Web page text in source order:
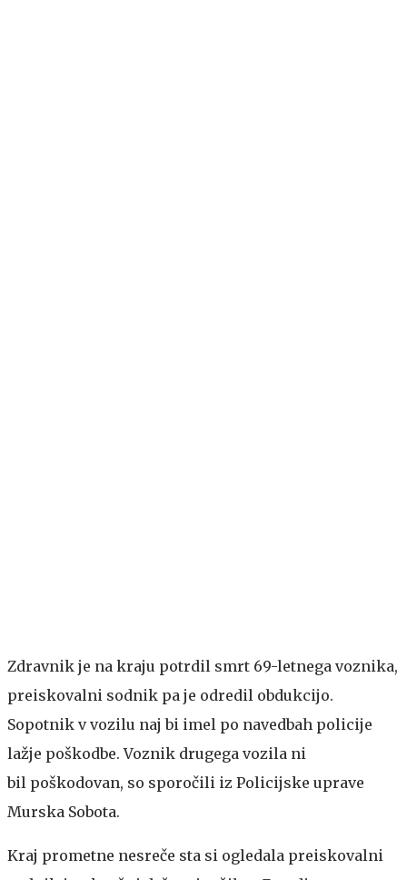
Zdravnik je na kraju potrdil smrt 69-letnega voznika,
preiskovalni sodnik pa je odredil obdukcijo.
Sopotnik v vozilu naj bi imel po navedbah policije
lažje poškodbe. Voznik drugega vozila ni
bil poškodovan, so sporočili iz Policijske uprave
Murska Sobota.
Kraj prometne nesreče sta si ogledala preiskovalni